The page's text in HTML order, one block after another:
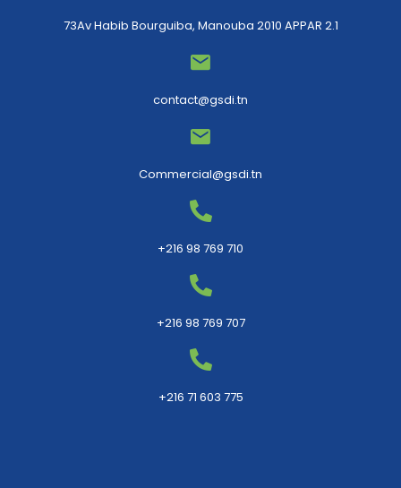
73Av Habib Bourguiba, Manouba 2010 APPAR 2.1
contact@gsdi.tn
Commercial@gsdi.tn
+216 98 769 710
+216 98 769 707
+216 71 603 775